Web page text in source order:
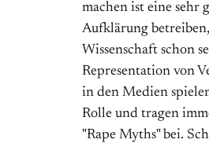
machen ist eine sehr
Aufklärung
Wissenschaft schon
Representation von
in den Medien
Rolle und tragen
"Rape Myths" bei.